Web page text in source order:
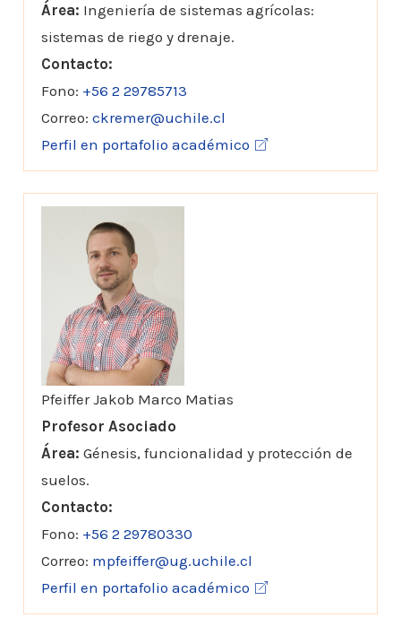
Área: Ingeniería de sistemas agrícolas:
sistemas de riego y drenaje.
Contacto:
Fono: +56 2 29785713
Correo:ckremer@uchile.cl
Perfil en portafolio académico
Pfeiffer Jakob Marco Matias
Profesor Asociado
Área:Génesis, funcionalidad y protección de
suelos.
Contacto:
Fono: +56 2 29780330
Correo: mpfeiffer@ug.uchile.cl
Perfil en portafolio académico